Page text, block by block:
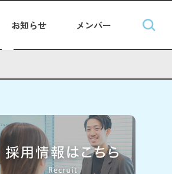
お知らせ メンバー